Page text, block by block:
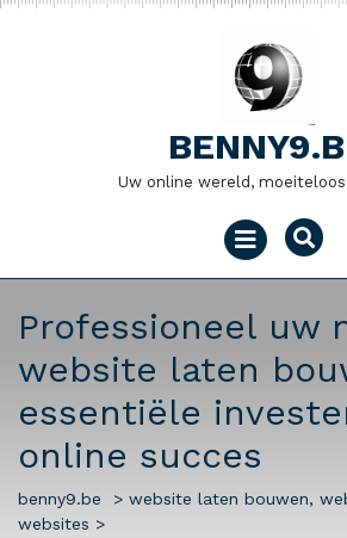
Naar
Uw online wereld,
Menu
openen
Professioneel uw
website laten
essentiële
online succes
benny9.be > website laten bouwen,
websites >